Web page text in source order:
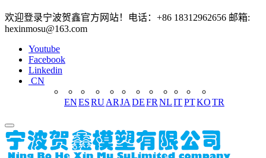
欢迎登录宁波贺鑫官方网站！电话：+86 18312962656 邮箱:
hexinmosu@163.com
Youtube
Facebook
Linkedin
CN
ENESRUARJA DEFR NLITPTKOTR